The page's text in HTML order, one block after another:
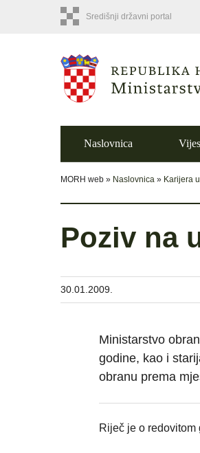
Središnji državni portal
Naslovnica
MORH web » Naslovnica » Karijera
Poziv na
30.01.2009.
Ministarstvo
godine, kao i
obranu prema
Riječ je o